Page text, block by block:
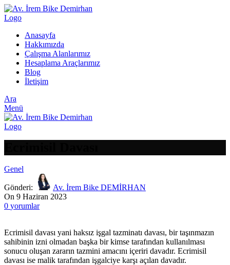
Anasayfa
Hakkımızda
Çalışma Alanlarımız
Hesaplama Araçlarımız
Blog
İletişim
Ara
Menü
Genel
Gönderi:
Av. İrem Bike DEMİRHAN
On 9 Haziran 2023
0 yorumlar
Ecrimisil davası yani haksız işgal tazminatı davası, bir taşınmazın
sahibinin izni olmadan başka bir kimse tarafından kullanılması
sonucu oluşan zararın tazmini amacını içeriri davadır. Ecrimisil
davası ise malik tarafından işgalciye karşı açılan davadır.